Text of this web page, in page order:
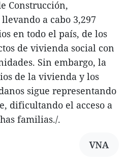
Construcción,
a cabo 3,297
en todo el país, de los
de vivienda social con
Sin embargo, la
de la vivienda y los
sigue representando
dificultando el acceso a
familias./.
VNA